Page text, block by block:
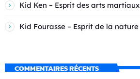
Kid Ken – Esprit des arts martiaux
Kid Fourasse – Esprit de la nature
COMMENTAIRES RÉCENTS